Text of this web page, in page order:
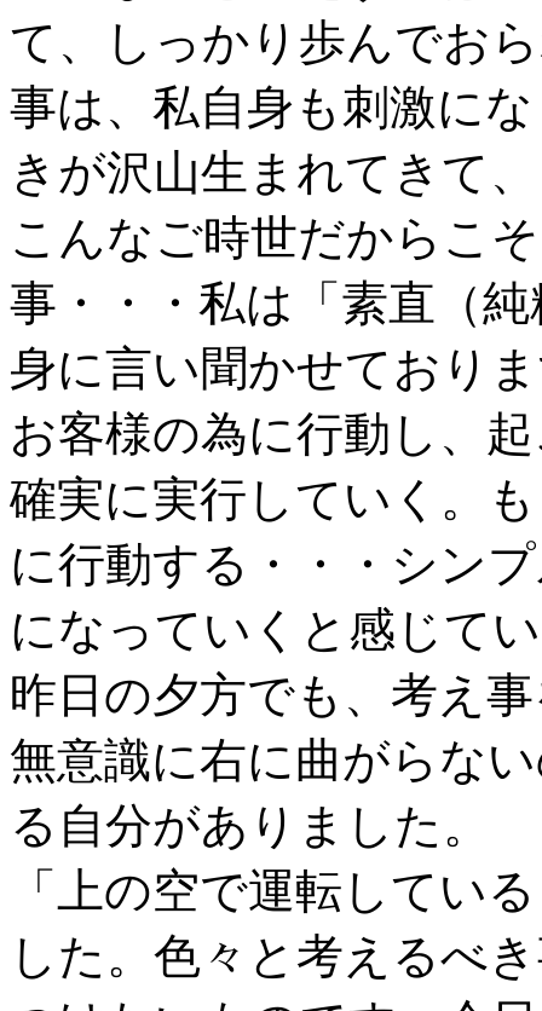
て、しっかり歩んでお
事は、私自身も刺激に
きが沢山生まれてきて
こんなご時世だからこ
事・・・私は「素直（
身に言い聞かせており
お客様の為に行動し、
確実に実行していく。
に行動する・・・シン
になっていくと感じて
昨日の夕方でも、考え
無意識に右に曲がらな
る自分がありました。
「上の空で運転してい
した。色々と考えるべ